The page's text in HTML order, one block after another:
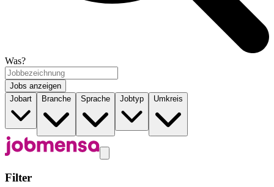
Was?
Jobs anzeigen
Jobart
Branche Sprache Jobtyp Umkreis
Filter